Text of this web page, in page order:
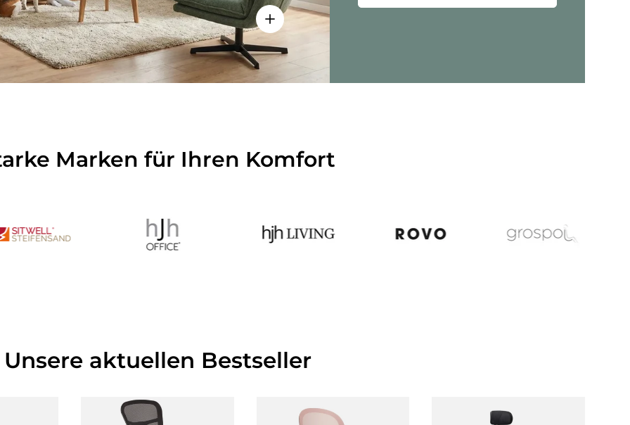
Einzelheiten anzeigen - Criss-Cross 20 - Loungesessel
Marken für Ihren Komfort
Unsere aktuellen Bestseller